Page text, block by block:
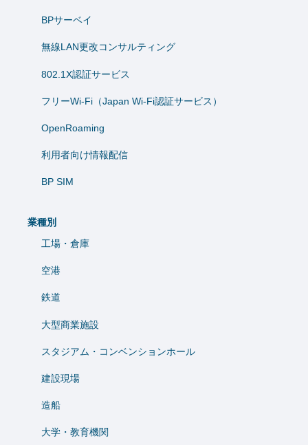
BPサーベイ
無線LAN更改コンサルティング
802.1X認証サービス
フリーWi-Fi（Japan Wi-Fi認証サービス）
OpenRoaming
利用者向け情報配信
BP SIM
業種別
工場・倉庫
空港
鉄道
大型商業施設
スタジアム・コンベンションホール
建設現場
造船
⼤学・教育機関